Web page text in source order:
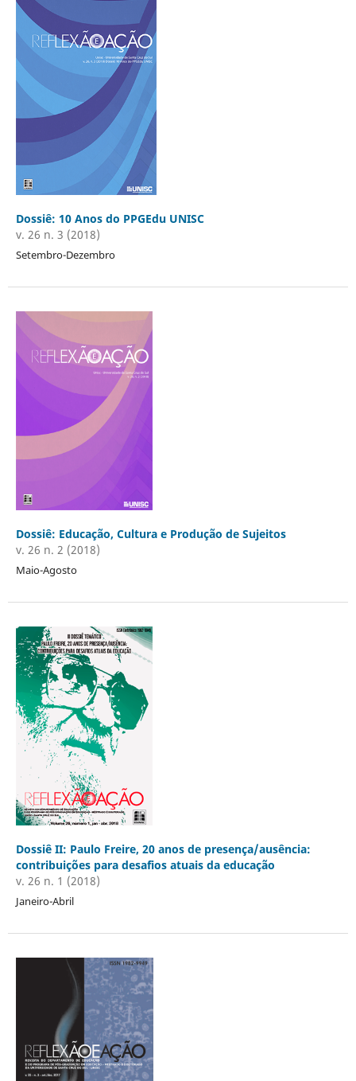
Dossiê: 10 Anos do PPGEdu UNISC
v. 26 n. 3 (2018)
Setembro-Dezembro
Dossiê: Educação, Cultura e Produção de Sujeitos
v. 26 n. 2 (2018)
Maio-Agosto
Dossiê II: Paulo Freire, 20 anos de presença/ausência:
contribuições para desafios atuais da educação
v. 26 n. 1 (2018)
Janeiro-Abril